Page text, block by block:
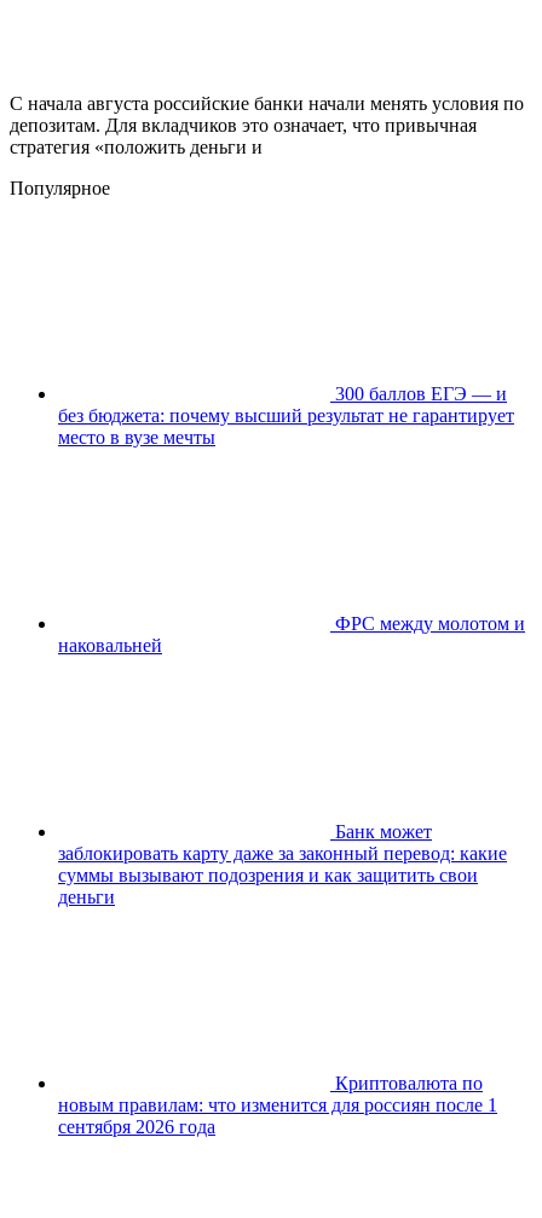
С начала августа российские банки начали менять условия по
депозитам. Для вкладчиков это означает, что привычная
стратегия «положить деньги и
Популярное
300 баллов ЕГЭ — и
без бюджета: почему высший результат не гарантирует
место в вузе мечты
ФРС между молотом и
наковальней
Банк может
заблокировать карту даже за законный перевод: какие
суммы вызывают подозрения и как защитить свои
деньги
Криптовалюта по
новым правилам: что изменится для россиян после 1
сентября 2026 года